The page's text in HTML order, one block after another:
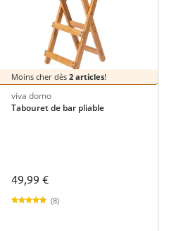
Moins cher dès 2 articles!
viva domo
Tabouret de bar pliable
49,99 €
(8)